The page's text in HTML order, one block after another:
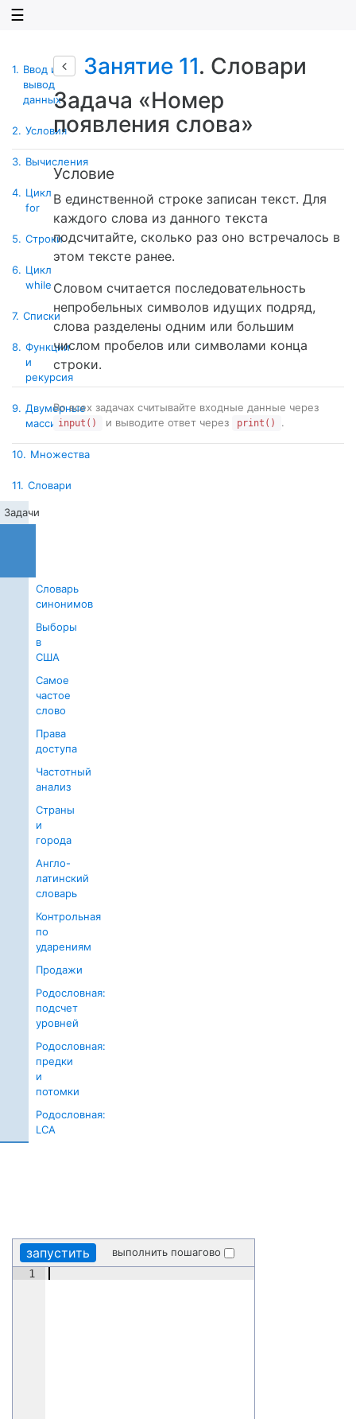
☰
1. Ввод и
вывод
данных
2. Условия
3. Вычисления
4. Цикл
for
5. Строки
6. Цикл
while
7. Списки
8. Функции
и
рекурсия
9. Двумерные
массивы
10. Множества
11. Словари
Задачи
Словарь
синонимов
Выборы
в
США
Самое
частое
слово
Права
доступа
Частотный
анализ
Страны
и
города
Англо-
латинский
словарь
Контрольная
по
ударениям
Продажи
Родословная:
подсчет
уровней
Родословная:
предки
и
потомки
Родословная:
LCA
Занятие 11. Словари
Задача «Номер
появления слова»
Условие
В единственной строке записан текст. Для
каждого слова из данного текста
подсчитайте, сколько раз оно встречалось в
этом тексте ранее.
Словом считается последовательность
непробельных символов идущих подряд,
слова разделены одним или большим
числом пробелов или символами конца
строки.
Во всех задачах считывайте входные данные через
input() и выводите ответ через print() .
запустить
выполнить пошагово
1